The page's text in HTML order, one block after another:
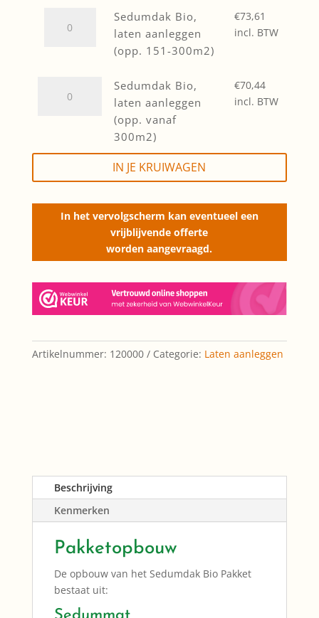
151-
Sedumdak Bio,
laten aanleggen
(opp. 151-300m2)
€73,61
incl. BTW
(opp.
300m2)
quantity
Sedumdak Bio,
laten aanleggen
(opp. vanaf
300m2)
€70,44
incl. BTW
IN JE KRUIWAGEN
In het vervolgscherm kan eventueel een
vrijblijvende offerte
worden aangevraagd.
Artikelnummer: 120000 Categorie: Laten aanleggen
Beschrijving
Kenmerken
Pakketopbouw
De opbouw van het Sedumdak Bio Pakket
bestaat uit: